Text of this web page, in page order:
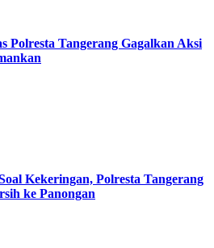
Polresta Tangerang Gagalkan Aksi
Kekeringan, Polresta Tangerang
ke Panongan